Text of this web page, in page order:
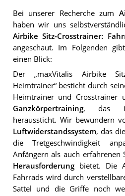
Bei unserer Recherche zum
haben wir uns
Airbike Sitz-Crosstrainer:
angeschaut. Im Folgenden
einen Blick:
Der „maxVitalis Airbike
Heimtrainer“ besticht durch
Heimtrainer und Crosstrainer
Ganzkörpertraining, das in
heraussticht. Wir bewundern
Luftwiderstandssystem, das
die Tretgeschwindigkeit
Anfängern als auch erfahrenen
Herausforderungbietet. Die
Fahrrads wird durch
Sattel und die Griffe noch